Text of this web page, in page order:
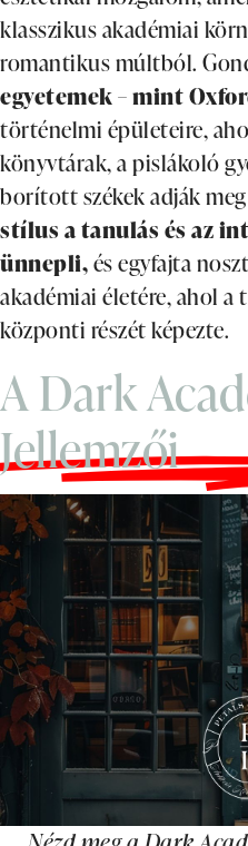
klasszikus akadémiai
romantikus múltból.
egyetemek – mint
történelmi épületeire,
könyvtárak, a pislákoló
borított székek adják
stílus a tanulás és az
ünnepli,és egyfajta
akadémiai életére, ahol a
központi részét képezte.
A Dark
Jellemzői